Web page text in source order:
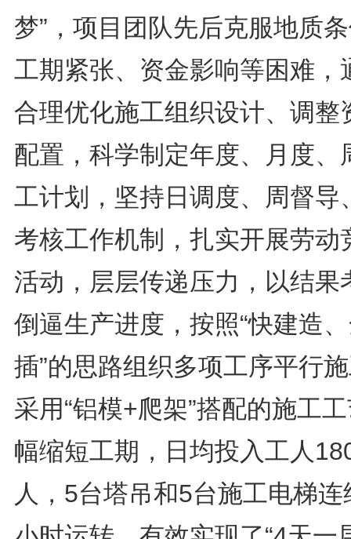
梦”，项目团队先后克服地质
工期紧张、资金影响等困难，
合理优化施工组织设计、调整
配置，科学制定年度、月度、
工计划，坚持日调度、周督导
考核工作机制，扎实开展劳动
活动，层层传递压力，以结果
倒逼生产进度，按照“快建造
插”的思路组织多项工序平行
采用“铝模+爬架”搭配的施工
幅缩短工期，日均投入工人
人，5台塔吊和5台施工电梯连